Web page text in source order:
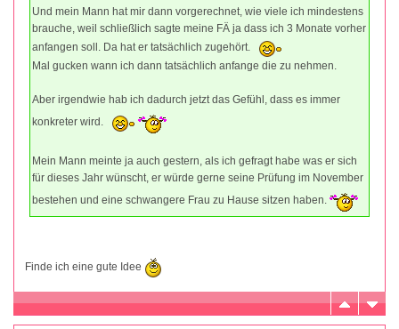
Und mein Mann hat mir dann vorgerechnet, wie viele ich mindestens
brauche, weil schließlich sagte meine FÄ ja dass ich 3 Monate vorher
anfangen soll. Da hat er tatsächlich zugehört.
Mal gucken wann ich dann tatsächlich anfange die zu nehmen.
Aber irgendwie hab ich dadurch jetzt das Gefühl, dass es immer
konkreter wird.
Mein Mann meinte ja auch gestern, als ich gefragt habe was er sich
für dieses Jahr wünscht, er würde gerne seine Prüfung im November
bestehen und eine schwangere Frau zu Hause sitzen haben.
Finde ich eine gute Idee